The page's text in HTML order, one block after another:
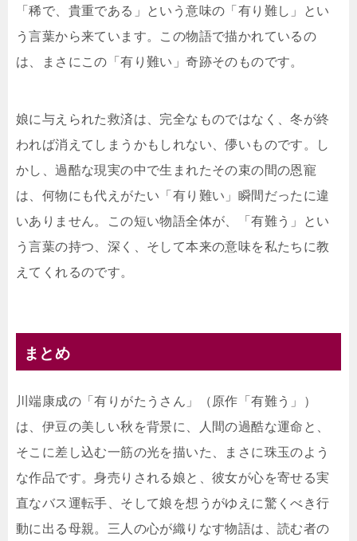
「稀で、貴重である」という意味の「有り難し」とい
う言葉から来ています。この物語で描かれているの
は、まさにこの「有り難い」奇跡そのものです。
娘に与えられた救済は、完全なものではなく、冬が終
われば消えてしまうかもしれない、儚いものです。し
かし、過酷な現実の中で生まれたその束の間の恩寵
は、何物にも代えがたい「有り難い」瞬間だったに違
いありません。この短い物語全体が、「有難う」とい
う言葉の持つ、深く、そして本来の意味を私たちに教
えてくれるのです。
まとめ
川端康成の「有りがたうさん」（原作「有難う」）
は、伊豆の美しい秋を背景に、人間の過酷な運命と、
そこに差し込む一筋の光を描いた、まさに珠玉のよう
な作品です。身売りされる娘と、彼女が心を寄せる実
直なバス運転手、そして娘を想うがゆえに驚くべき行
動に出る母親。三人の心が織りなす物語は、読む者の